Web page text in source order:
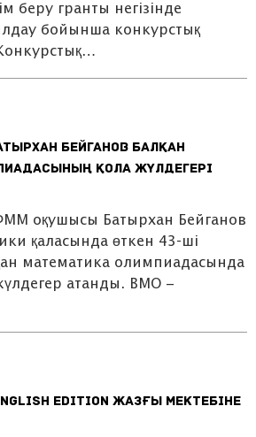
беру гранты негізінде
бойынша конкурстық
Конкурстық…
Бейганов Балқан
қола жүлдегері
оқушысы Батырхан Бейганов
қаласында өткен 43-ші
математика олимпиадасында
атанды. BMO –
English Edition жазғы мектебіне